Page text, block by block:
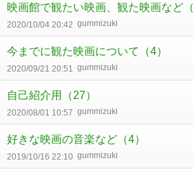
映画館で観たい映画、観た映画など
2020/10/04 20:42 gummizuki
今までに観た映画について （4）
2020/09/21 20:51 gummizuki
自己紹介用 （27）
2020/08/01 10:57 gummizuki
好きな映画の音楽など （4）
2019/10/16 22:10 gummizuki